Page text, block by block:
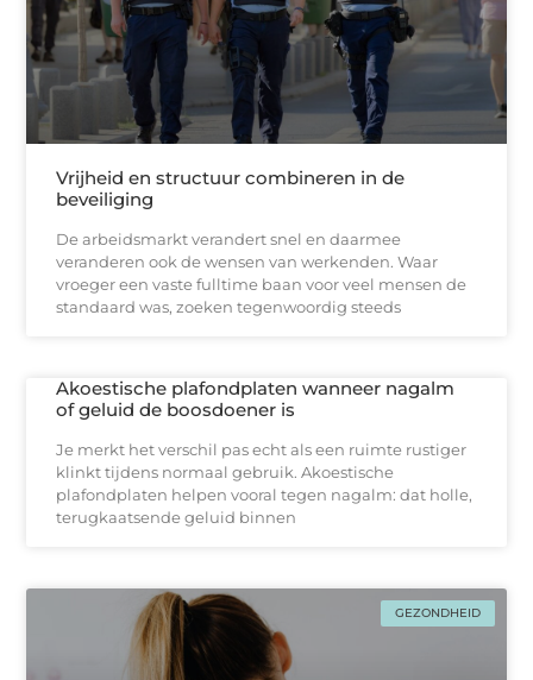
Vrijheid en structuur combineren in de
beveiliging
De arbeidsmarkt verandert snel en daarmee
veranderen ook de wensen van werkenden. Waar
vroeger een vaste fulltime baan voor veel mensen de
standaard was, zoeken tegenwoordig steeds
Akoestische plafondplaten wanneer nagalm
of geluid de boosdoener is
Je merkt het verschil pas echt als een ruimte rustiger
klinkt tijdens normaal gebruik. Akoestische
plafondplaten helpen vooral tegen nagalm: dat holle,
terugkaatsende geluid binnen
GEZONDHEID